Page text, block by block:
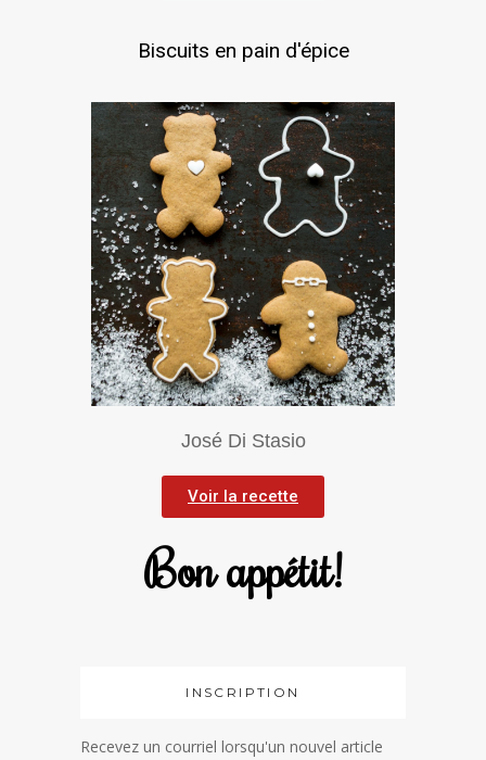
Biscuits en pain d'épice
José Di Stasio
Voir la recette
Bon appétit!
INSCRIPTION
Recevez un courriel lorsqu'un nouvel article